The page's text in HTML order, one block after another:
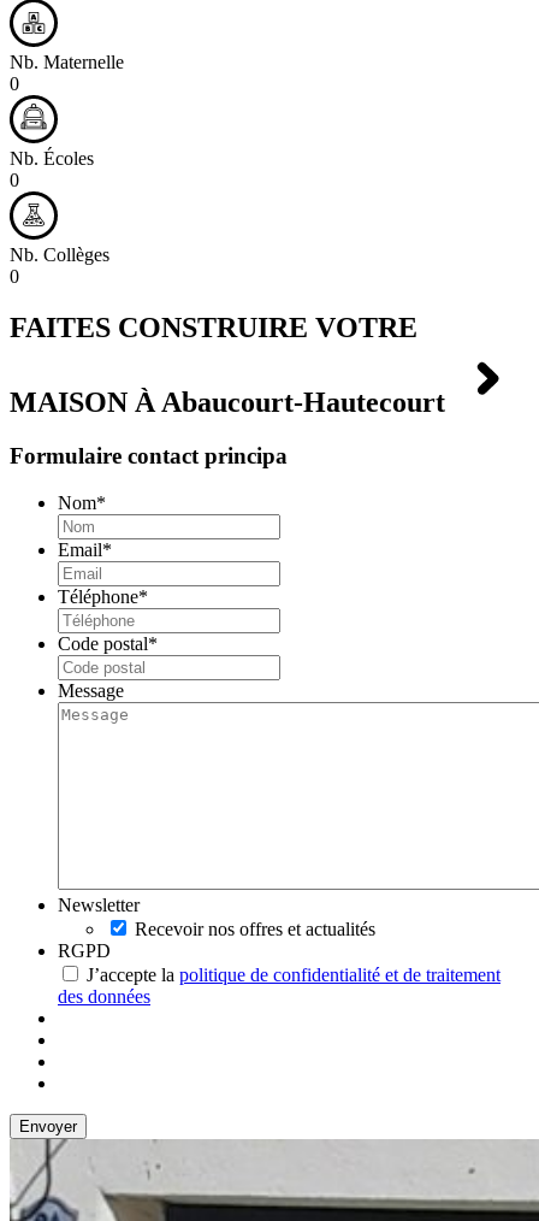
Nb. Maternelle
0
Nb. Écoles
0
Nb. Collèges
0
FAITES CONSTRUIRE VOTRE
MAISON ÀAbaucourt-Hautecourt
Formulaire contact principa
Nom*
Email*
Téléphone*
Code postal*
Message
Newsletter
Recevoir nos offres et actualités
RGPD
J’accepte la politique de confidentialité et de traitement
des données